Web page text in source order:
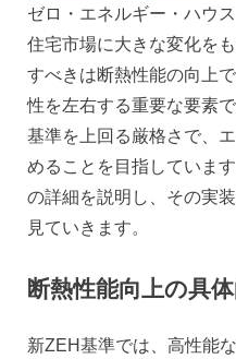
ゼロ・エネルギー・ハウ
住宅市場に大きな変化を
すべきは断熱性能の向上
性を左右する重要な要素
基準を上回る厳格さで、
めることを目指していま
の詳細を説明し、その実
見ていきます。
断熱性能向上の具
新ZEH基準では、高性能